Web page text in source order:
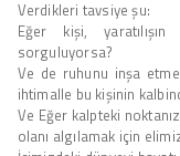
Verdikleri tavsiye şu:
Eğer kişi,
sorguluyorsa?
Ve de ruhunu inşa
ihtimalle bu kişinin
Ve Eğer kalpteki
olanı algılamak için